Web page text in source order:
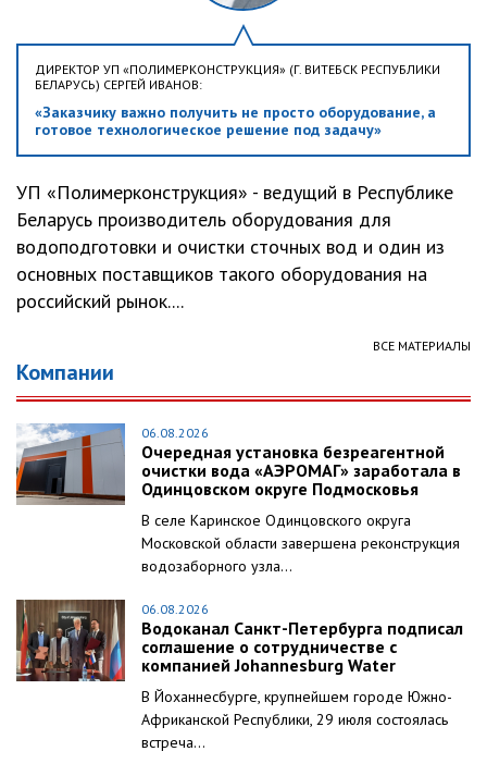
ДИРЕКТОР УП «ПОЛИМЕРКОНСТРУКЦИЯ» (Г. ВИТЕБСК РЕСПУБЛИКИ
БЕЛАРУСЬ) СЕРГЕЙ ИВАНОВ:
«Заказчику важно получить не просто оборудование, а
готовое технологическое решение под задачу»
УП «Полимерконструкция» - ведущий в Республике
Беларусь производитель оборудования для
водоподготовки и очистки сточных вод и один из
основных поставщиков такого оборудования на
российский рынок....
ВСЕ МАТЕРИАЛЫ
Компании
06.08.2026
Очередная установка безреагентной
очистки вода «АЭРОМАГ» заработала в
Одинцовском округе Подмосковья
В селе Каринское Одинцовского округа
Московской области завершена реконструкция
водозаборного узла...
06.08.2026
Водоканал Санкт-Петербурга подписал
соглашение о сотрудничестве с
компанией Johannesburg Water
В Йоханнесбурге, крупнейшем городе Южно-
Африканской Республики, 29 июля состоялась
встреча...